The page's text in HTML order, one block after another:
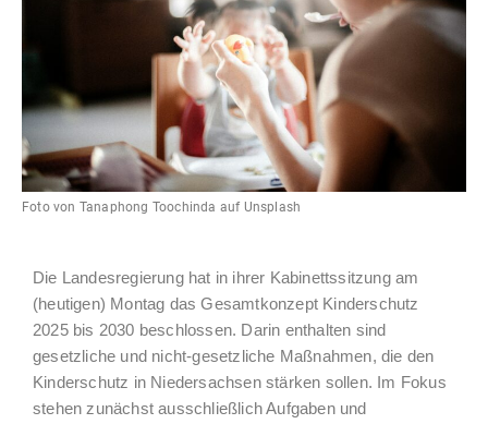
Foto von Tanaphong Toochinda auf Unsplash
Die Landesregierung hat in ihrer Kabinettssitzung am
(heutigen) Montag das Gesamtkonzept Kinderschutz
2025 bis 2030 beschlossen. Darin enthalten sind
gesetzliche und nicht-gesetzliche Maßnahmen, die den
Kinderschutz in Niedersachsen stärken sollen. Im Fokus
stehen zunächst ausschließlich Aufgaben und